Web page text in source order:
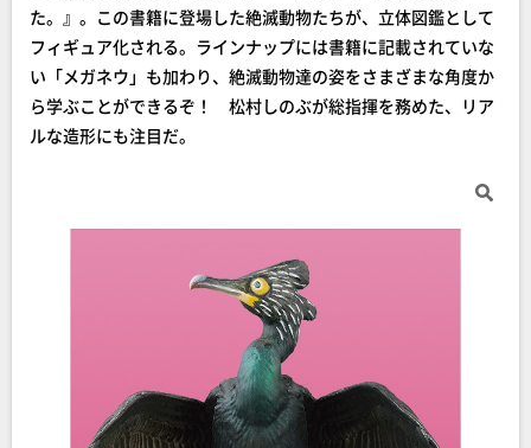
た。』。この書籍に登場した絶滅動物たちが、立体図鑑として
フィギュア化される。ラインナップには書籍に記載されていな
い「メガネウ」も加わり、絶滅動物達の姿をさまざまな角度か
ら学ぶことができるぞ！ 松村しのぶが総指揮を務めた、リア
ルな造形にも注目だ。